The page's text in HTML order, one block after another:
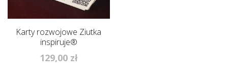
Karty rozwojowe Ziutka
inspiruje®
129,00 zł